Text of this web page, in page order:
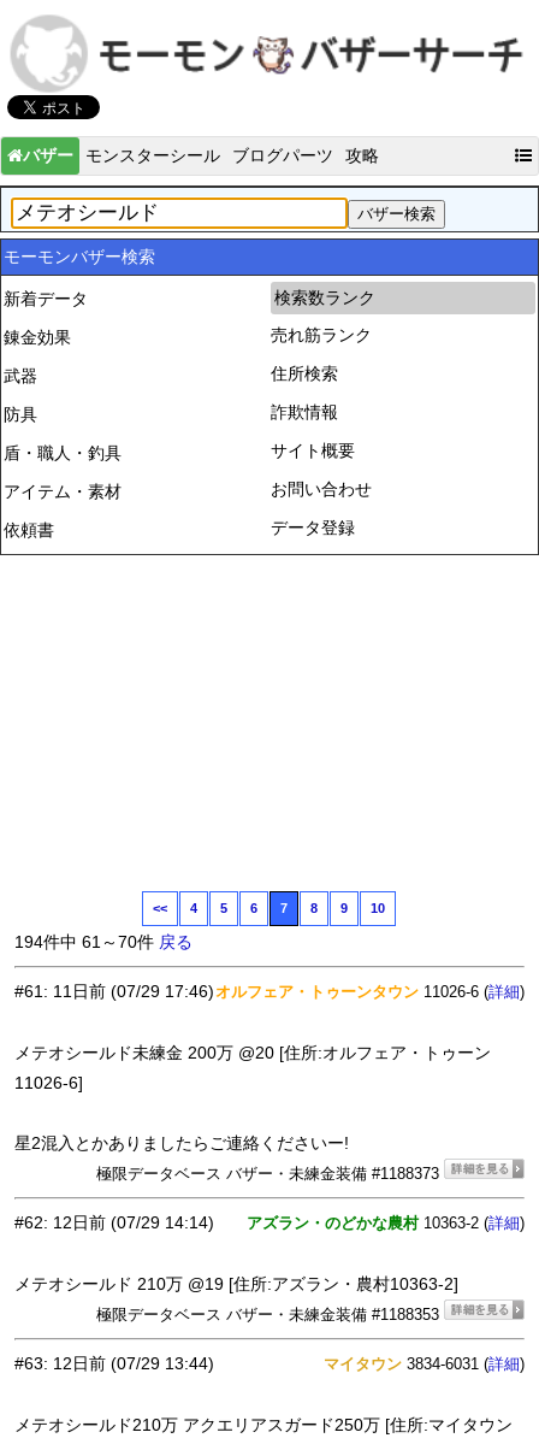
バザー モンスターシール ブログパーツ 攻略
モーモンバザー検索
新着データ
錬金効果
武器
防具
盾・職人・釣具
アイテム・素材
依頼書
検索数ランク
売れ筋ランク
住所検索
詐欺情報
サイト概要
お問い合わせ
データ登録
<< 4 5 6 7 8 9 10
194件中 61～70件 戻る
#61: 11日前 (07/29 17:46)オルフェア・トゥーンタウン 11026-6 (詳細)
メテオシールド未練金 200万 @20 [住所:オルフェア・トゥーン
11026-6]
星2混入とかありましたらご連絡くださいー!
極限データベース バザー・未練金装備 #1188373
#62: 12日前 (07/29 14:14) アズラン・のどかな農村10363-2 (詳細)
メテオシールド 210万 @19 [住所:アズラン・農村10363-2]
極限データベース バザー・未練金装備 #1188353
#63: 12日前 (07/29 13:44) マイタウン 3834-6031 (詳細)
メテオシールド210万 アクエリアスガード250万 [住所:マイタウン